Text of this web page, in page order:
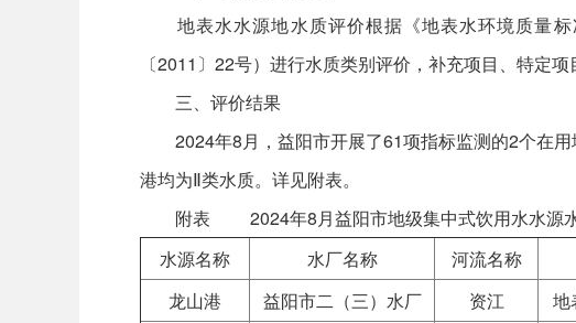
地表水水源地水质评价根据《地表水环境质量标
〔2011〕22号）进行水质类别评价，补充项目、特定
三、评价结果
2024年8月，益阳市开展了61项指标监测的2个在用
港均为Ⅱ类水质。详见附表。
附表 2024年8月益阳市地级集中式饮用水水源
水源名称
水厂名称 河流名称
龙山港
益阳市二（三）水厂 资江 地